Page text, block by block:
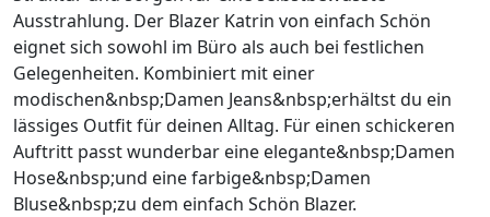
Ausstrahlung. Der Blazer Katrin von einfach Schön
eignet sich sowohl im Büro als auch bei festlichen
Gelegenheiten. Kombiniert mit einer
modischen&nbsp;Damen Jeans&nbsp;erhältst du ein
lässiges Outfit für deinen Alltag. Für einen schickeren
Auftritt passt wunderbar eine elegante&nbsp;Damen
Hose&nbsp;und eine farbige&nbsp;Damen
Bluse&nbsp;zu dem einfach Schön Blazer.